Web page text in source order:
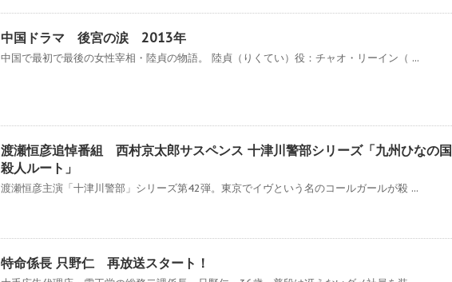
中国ドラマ 後宮の涙 2013年
中国で最初で最後の女性宰相・陸貞の物語。 陸貞（りくてい）役：チャオ・リーイン（ ...
渡瀬恒彦追悼番組 西村京太郎サスペンス 十津川警部シリーズ「九州ひなの国
殺人ルート」
渡瀬恒彦主演「十津川警部」シリーズ第42弾。東京でイヴという名のコールガールが殺 ...
特命係長 只野仁 再放送スタート！